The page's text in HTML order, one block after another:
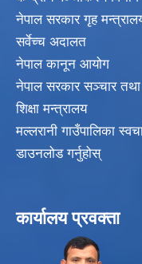
नेपाल सरकार गृह
सर्वेच्च अदालत
नेपाल कानून आयोग
नेपाल सरकार सञ्चार
शिक्षा मन्त्रालय
मल्लरानी गाउँपालिका
डाउनलोड गर्नुहोस्
कार्यालय प्रवक्ता